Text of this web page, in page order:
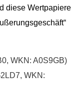
diese Wert­pa­piere
WKN: A0S9GB)
WKN: